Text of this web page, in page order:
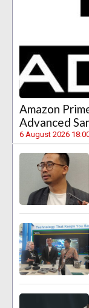
Amazon
Advanced
6 August 2026